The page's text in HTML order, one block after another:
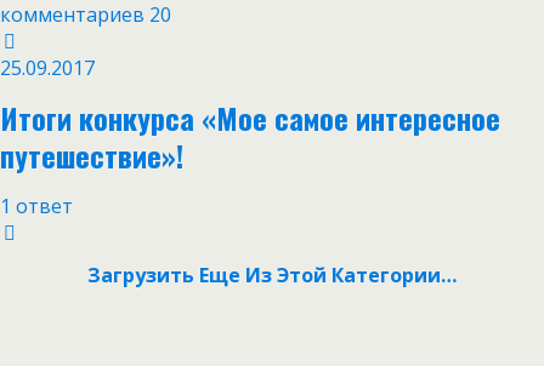
комментариев 20
25.09.2017
Итоги конкурса «Мое самое интересное
путешествие»!
1 ответ
Загрузить Еще Из Этой Категории…